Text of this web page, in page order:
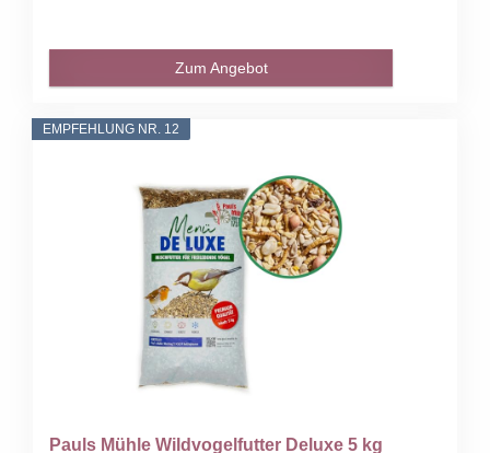
Zum Angebot
EMPFEHLUNG NR. 12
Pauls Mühle Wildvogelfutter Deluxe 5 kg